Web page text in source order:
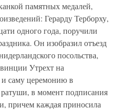
памятных медалей,
Герарду Терборху,
одного года, поручили
Он изобразил отъезд
посольства,
Утрехт на
саму церемонию в
в момент подписания
причем каждая приносила